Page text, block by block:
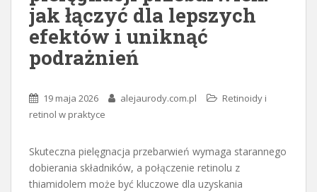
jak łączyć dla lepszych
efektów i uniknąć
podrażnień
19 maja 2026 alejaurody.com.pl
Retinoidy i
retinol w praktyce
Skuteczna pielęgnacja przebarwień wymaga starannego
dobierania składników, a połączenie retinolu z
thiamidolem może być kluczowe dla uzyskania